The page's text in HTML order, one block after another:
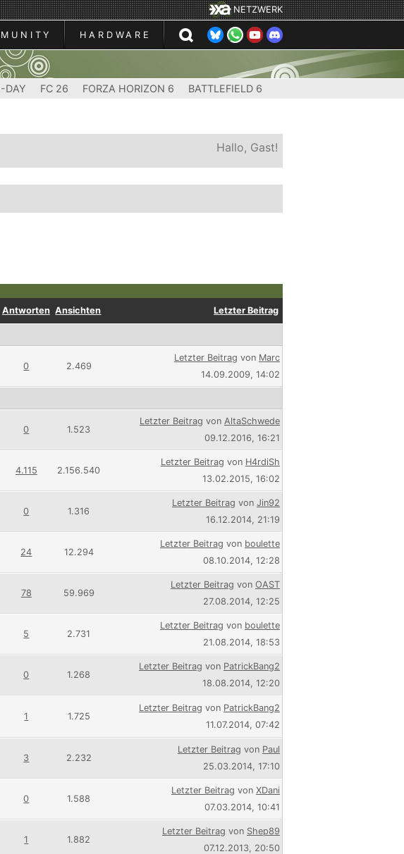
NETZWERK
HARDWARE
DAY FC 26 FORZA HORIZON 6 BATTLEFIELD 6
Hallo, Gast!
Antworten Ansichten Letzter Beitrag
0 2.469
Letzter Beitrag von Marc
14.09.2009, 14:02
0 1.523
Letzter Beitrag von AltaSchwede
09.12.2016, 16:21
4.115 2.156.540
Letzter Beitrag von H4rdiSh
13.02.2015, 16:02
0 1.316
Letzter Beitrag von Jin92
16.12.2014, 21:19
24 12.294
Letzter Beitrag von boulette
08.10.2014, 12:28
78 59.969
Letzter Beitrag von OAST
27.08.2014, 12:25
5 2.731
Letzter Beitrag von boulette
21.08.2014, 18:53
0 1.268
Letzter Beitrag von PatrickBang2
18.08.2014, 12:20
1 1.725
Letzter Beitrag von PatrickBang2
11.07.2014, 07:42
3 2.232
Letzter Beitrag von Paul
25.03.2014, 17:10
0 1.588
Letzter Beitrag von XDani
07.03.2014, 10:41
1 1.882
Letzter Beitrag von Shep89
07.12.2013, 20:50